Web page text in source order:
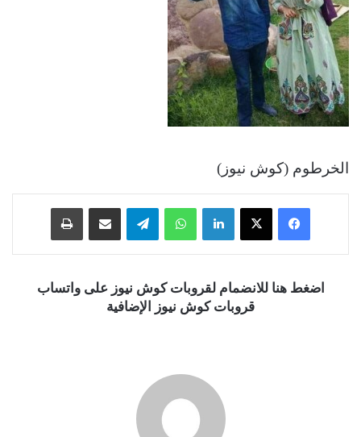
الخرطوم (كوش نيوز)
فيسبوك ‫X لينكدإن واتساب تيلقرام
اضغط هنا للانضمام لقروبات كوش نيوز على واتساب
قروبات كوش نيوز الإضافية